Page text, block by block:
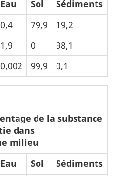
Eau Sol
Sédiments
0,4 79,9
19,2
1,9 0
98,1
0,002 99,9 0,1
de la substance
dans
milieu
Eau Sol
Sédiments